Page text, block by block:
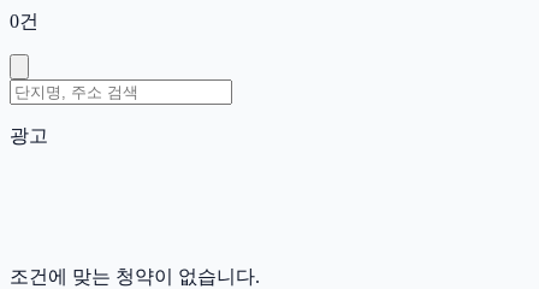
0건
광고
조건에 맞는 청약이 없습니다.